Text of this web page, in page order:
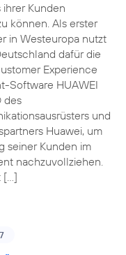
Kunden
können. Als erster
in Westeuropa nutzt
dafür die
Experience
Software HUAWEI
des
und
Huawei, um
seiner Kunden im
nachzuvollziehen.
[…]